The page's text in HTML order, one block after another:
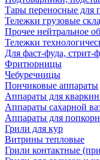
Тары переносные для
Тележки грузовые
Прочее нейтральное
Тележки
Для фаст-фуда, стрит-
Фритюрницы
Чебуречницы
Пончиковые аппараты
Аппараты для
Аппараты сахарной
Аппараты для
Грили для кур
Витрины тепловые
Грили контактные